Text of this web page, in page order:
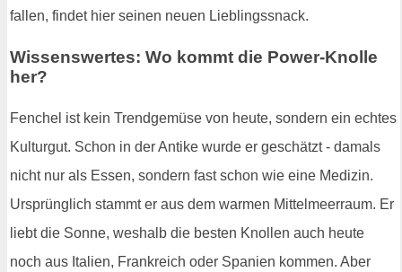
fallen, findet hier seinen neuen Lieblingssnack.
Wissenswertes: Wo kommt die Power-Knolle
her?
Fenchel ist kein Trendgemüse von heute, sondern ein echtes
Kulturgut. Schon in der Antike wurde er geschätzt - damals
nicht nur als Essen, sondern fast schon wie eine Medizin.
Ursprünglich stammt er aus dem warmen Mittelmeerraum. Er
liebt die Sonne, weshalb die besten Knollen auch heute
noch aus Italien, Frankreich oder Spanien kommen. Aber